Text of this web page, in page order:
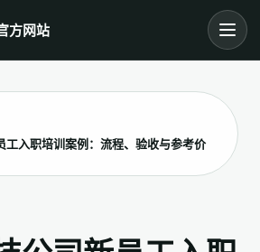
方网站
工入职培训案例：流程、验收与参考价